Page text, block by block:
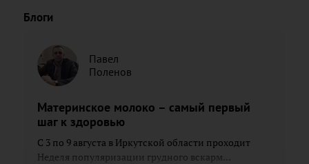
Блоги
Павел
Поленов
Материнское молоко – самый первый
шаг к здоровью
С 3 по 9 августа в Иркутской области проходит
Неделя популяризации грудного вскарм...